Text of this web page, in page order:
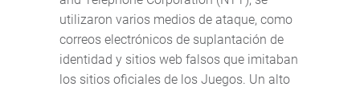
utilizaron varios medios de ataque, como
correos electrónicos de suplantación de
identidad y sitios web falsos que imitaban
los sitios oficiales de los Juegos. Un alto